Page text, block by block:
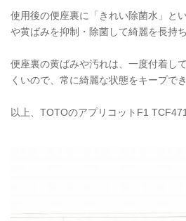
使用後の便座裏に「きれい除菌水」と
や黄ばみを抑制・除菌して綺麗を長持
便座裏の黄ばみや汚れは、一度付着し
くいので、常に綺麗な状態をキープで
以上、TOTOのアプリコットF1